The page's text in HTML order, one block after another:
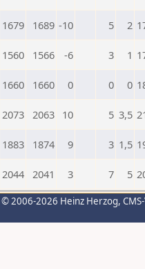
1679 1689 -10 5 2
1560 1566 -6 3 1
1660 1660 0 0 0
2073 2063 10 5 3,5
1883 1874 9 3 1,5
2044 2041 3 7 5
© 2006-2026 Heinz Herzog,